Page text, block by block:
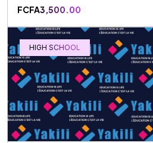
FCFA3,500.00
HIGH SCHOOL